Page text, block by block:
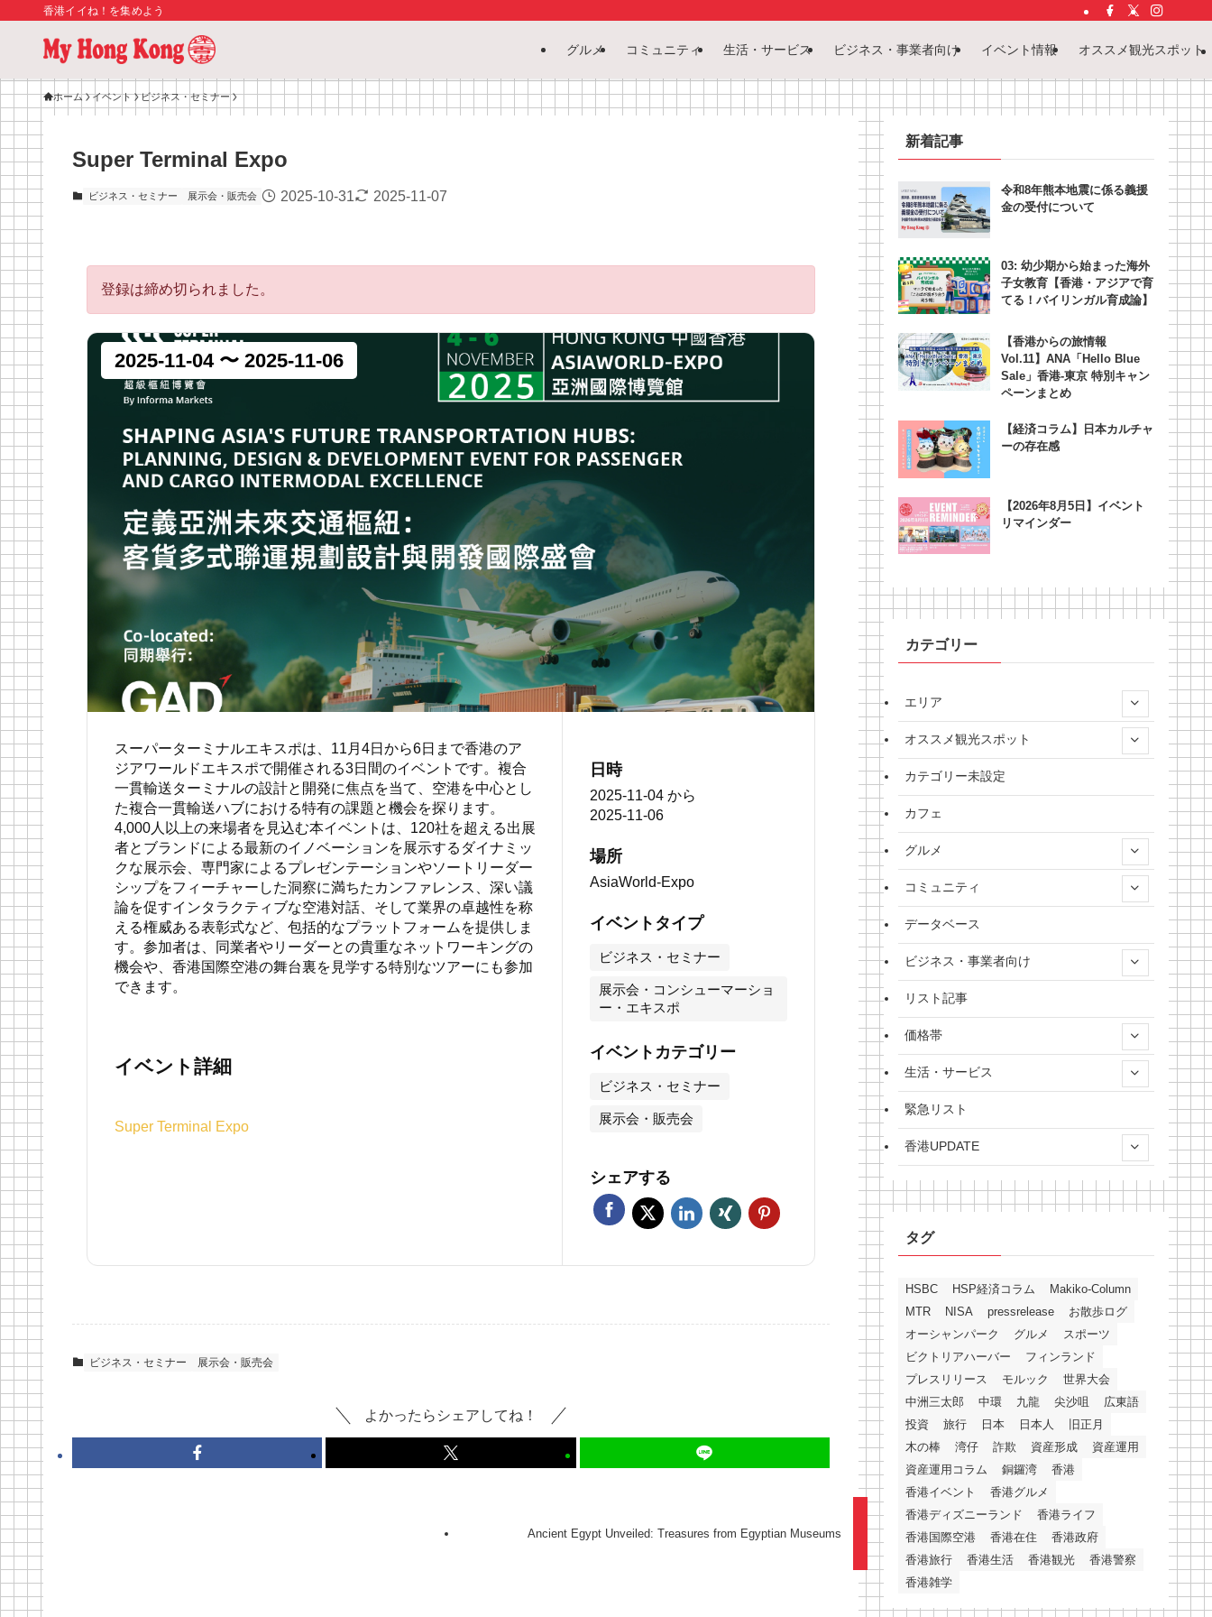
香港イイね！を集めよう
グルメ コミュニティ 生活・サービス ビジネス・事業者向け イベント情報 オススメ観光スポット
ホーム イベント ビジネス・セミナー
Super Terminal Expo
ビジネス・セミナー 展示会・販売会 2025-10-31 2025-11-07
登録は締め切られました。
2025-11-04 〜 2025-11-06
スーパーターミナルエキスポは、11月4日から6日まで香港のア
ジアワールドエキスポで開催される3日間のイベントです。複合
一貫輸送ターミナルの設計と開発に焦点を当て、空港を中心とし
た複合一貫輸送ハブにおける特有の課題と機会を探ります。
4,000人以上の来場者を見込む本イベントは、120社を超える出展
者とブランドによる最新のイノベーションを展示するダイナミッ
クな展示会、専門家によるプレゼンテーションやソートリーダー
シップをフィーチャーした洞察に満ちたカンファレンス、深い議
論を促すインタラクティブな空港対話、そして業界の卓越性を称
える権威ある表彰式など、包括的なプラットフォームを提供しま
す。参加者は、同業者やリーダーとの貴重なネットワーキングの
機会や、香港国際空港の舞台裏を見学する特別なツアーにも参加
できます。
イベント詳細
Super Terminal Expo
日時
2025-11-04から
2025-11-06
場所
AsiaWorld-Expo
イベントタイプ
ビジネス・セミナー
展示会・コンシューマーショ
ー・エキスポ
イベントカテゴリー
ビジネス・セミナー
展示会・販売会
シェアする
ビジネス・セミナー 展示会・販売会
よかったらシェアしてね！
Ancient Egypt Unveiled: Treasures from Egyptian Museums
新着記事
令和8年熊本地震に係る義援
金の受付について
03: 幼少期から始まった海外
子女教育【香港・アジアで育
てる！バイリンガル育成論】
【香港からの旅情報
Vol.11】ANA「Hello Blue
Sale」香港‐東京 特別キャン
ペーンまとめ
【経済コラム】日本カルチャ
ーの存在感
【2026年8月5日】イベント
リマインダー
カテゴリー
エリア
オススメ観光スポット
カテゴリー未設定
カフェ
グルメ
コミュニティ
データベース
ビジネス・事業者向け
リスト記事
価格帯
生活・サービス
緊急リスト
香港UPDATE
タグ
HSBC HSP経済コラム
Makiko-Column
MTR
NISA pressrelease
お散歩ログ
オーシャンパーク
グルメ
スポーツ
ビクトリアハーバー
フィンランド
プレスリリース
モルック
世界大会
中洲三太郎
中環 九龍 尖沙咀
広東語
投資
旅行 日本 日本人
旧正月
木の棒
湾仔 詐欺 資産形成
資産運用
資産運用コラム
銅鑼湾
香港
香港イベント
香港グルメ
香港ディズニーランド
香港ライフ
香港国際空港
香港在住
香港政府
香港旅行
香港生活 香港観光
香港警察
香港雑学